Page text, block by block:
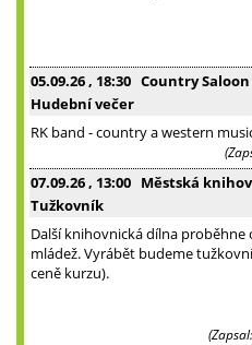
05.09.26 , 18:30 Country
Hudební večer
RK band - country a western
07.09.26 , 13:00 Městská
Tužkovník
Další knihovnická dílna
mládež. Vyrábět budeme
ceně kurzu).